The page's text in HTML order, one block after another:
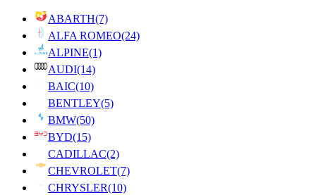
ABARTH(7)
ALFA ROMEO(24)
ALPINE(1)
AUDI(14)
BAIC(10)
BENTLEY(5)
BMW(50)
BYD(15)
CADILLAC(2)
CHEVROLET(7)
CHRYSLER(10)